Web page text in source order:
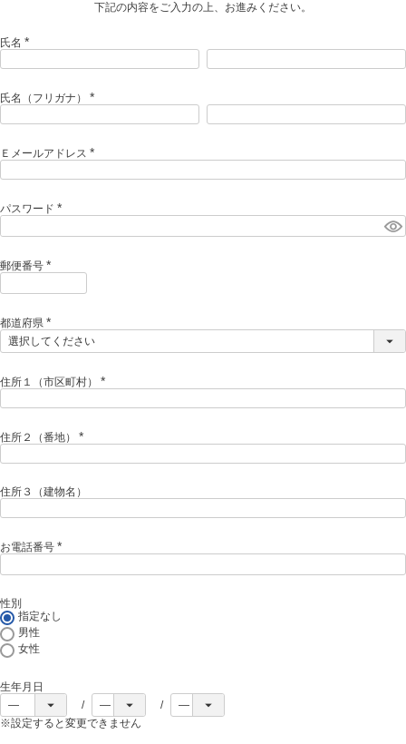
下記の内容をご入力の上、お進みください。
氏名
必
氏名（フリガナ）
必
)
Ｅメールアドレス
必
パスワード
必
郵便番号
必
)
都道府県
(
必
住所１（市区町村）
必
住所２（番地）
必
)
住所３（建物名）
お電話番号
必
性別
指定なし
男性
女性
生年月日
※設定すると変更できません